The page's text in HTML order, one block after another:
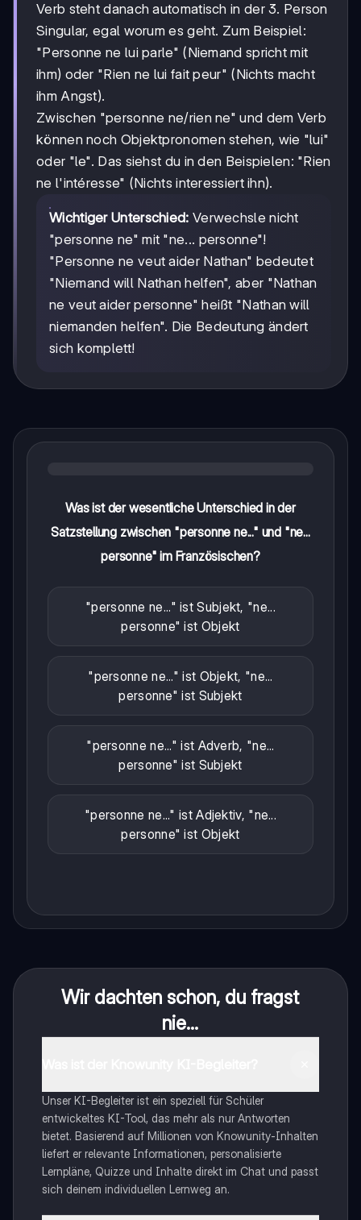
Verb steht danach automatisch in der 3. Person
Singular, egal worum es geht. Zum Beispiel:
"Personne ne lui parle" (Niemand spricht mit
ihm) oder "Rien ne lui fait peur" (Nichts macht
ihm Angst).
Zwischen "personne ne/rien ne" und dem Verb
können noch Objektpronomen stehen, wie "lui"
oder "le". Das siehst du in den Beispielen: "Rien
ne l'intéresse" (Nichts interessiert ihn).
Wichtiger Unterschied: Verwechsle nicht
"personne ne" mit "ne... personne"!
"Personne ne veut aider Nathan" bedeutet
"Niemand will Nathan helfen", aber "Nathan
ne veut aider personne" heißt "Nathan will
niemanden helfen". Die Bedeutung ändert
sich komplett!
Was ist der wesentliche Unterschied in der
Satzstellung zwischen "personne ne..." und "ne...
personne" im Französischen?
"personne ne..." ist Subjekt, "ne...
personne" ist Objekt
"personne ne..." ist Objekt, "ne...
personne" ist Subjekt
"personne ne..." ist Adverb, "ne...
personne" ist Subjekt
"personne ne..." ist Adjektiv, "ne...
personne" ist Objekt
Wir dachten schon, du fragst
nie...
Unser KI-Begleiter ist ein speziell für Schüler
entwickeltes KI-Tool, das mehr als nur Antworten
bietet. Basierend auf Millionen von Knowunity-Inhalten
liefert er relevante Informationen, personalisierte
Lernpläne, Quizze und Inhalte direkt im Chat und passt
sich deinem individuellen Lernweg an.